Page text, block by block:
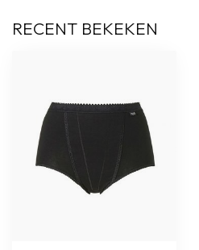
RECENT BEKEKEN